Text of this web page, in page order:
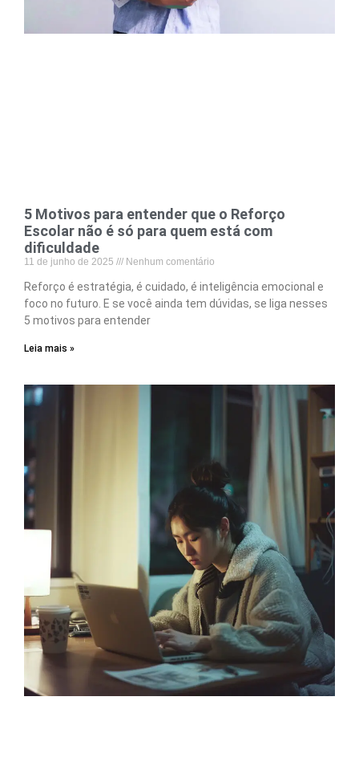
5 Motivos para entender que o Reforço
Escolar não é só para quem está com
dificuldade
11 de junho de 2025 Nenhum comentário
Reforço é estratégia, é cuidado, é inteligência emocional e
foco no futuro. E se você ainda tem dúvidas, se liga nesses
5 motivos para entender
Leia mais »